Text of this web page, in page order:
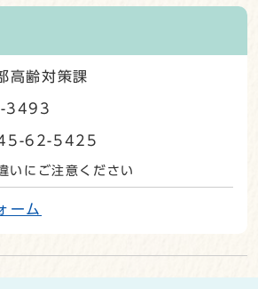
高齢対策課
3493
62-5425
いにご注意ください
ーム